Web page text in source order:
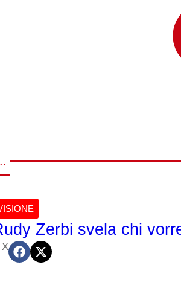
Zerbi svela chi
X